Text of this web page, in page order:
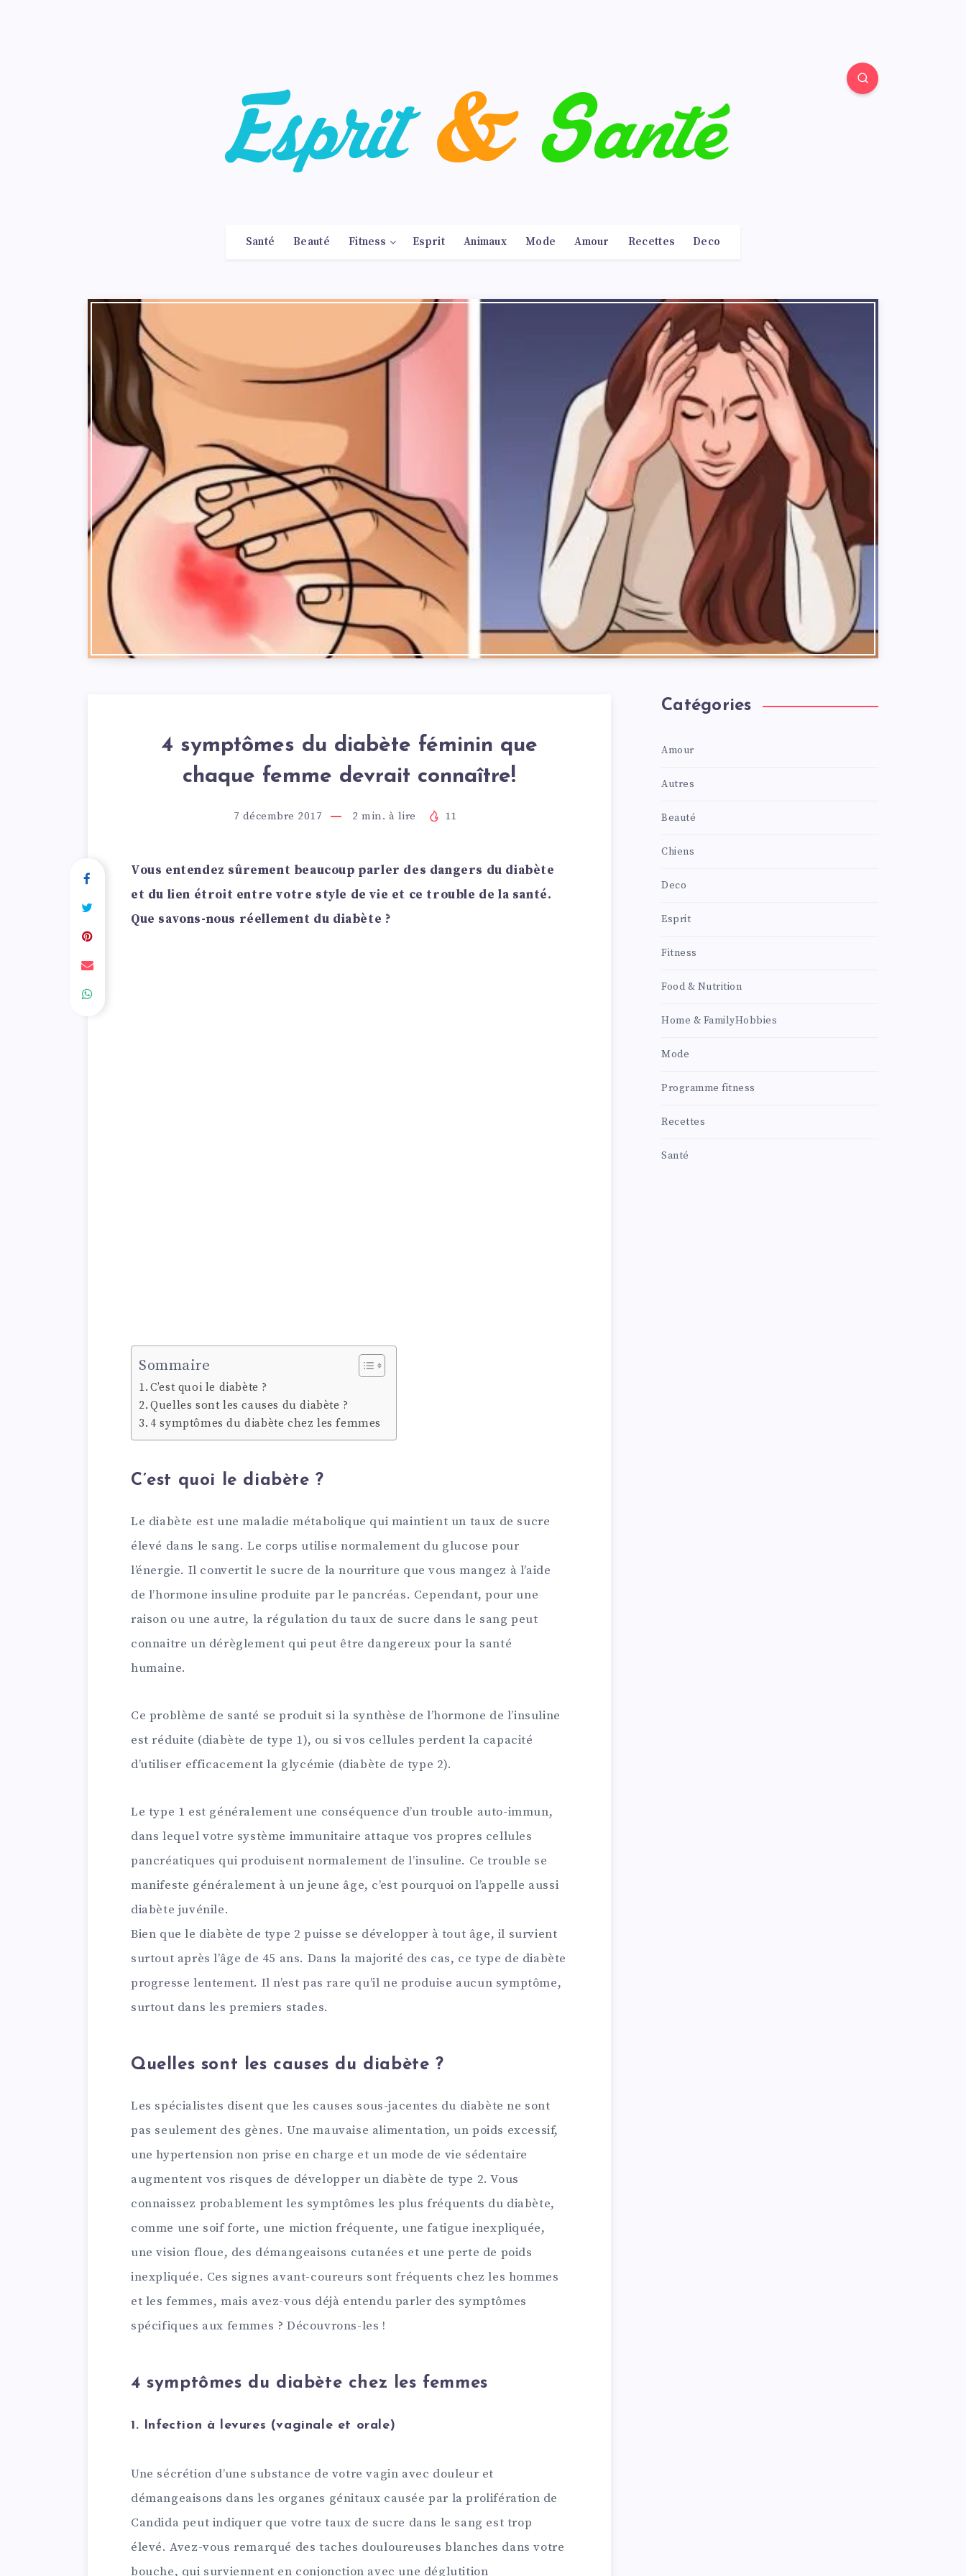
Santé Beauté Fitness Esprit Animaux Mode Amour Recettes Deco
4 symptômes du diabète féminin que
chaque femme devrait connaître!
7 décembre 2017 2 min. à lire 11
Vous entendez sûrement beaucoup parler des dangers du diabète
et du lien étroit entre votre style de vie et ce trouble de la santé.
Que savons-nous réellement du diabète ?
Sommaire
C’est quoi le diabète ?
Quelles sont les causes du diabète ?
4 symptômes du diabète chez les femmes
C’est quoi le diabète ?
Le diabète est une maladie métabolique qui maintient un taux de sucre
élevé dans le sang. Le corps utilise normalement du glucose pour
l’énergie. Il convertit le sucre de la nourriture que vous mangez à l’aide
de l’hormone insuline produite par le pancréas. Cependant, pour une
raison ou une autre, la régulation du taux de sucre dans le sang peut
connaitre un dérèglement qui peut être dangereux pour la santé
humaine.
Ce problème de santé se produit si la synthèse de l’hormone de l’insuline
est réduite (diabète de type 1), ou si vos cellules perdent la capacité
d’utiliser efficacement la glycémie (diabète de type 2).
Le type 1 est généralement une conséquence d’un trouble auto-immun,
dans lequel votre système immunitaire attaque vos propres cellules
pancréatiques qui produisent normalement de l’insuline. Ce trouble se
manifeste généralement à un jeune âge, c’est pourquoi on l’appelle aussi
diabète juvénile.
Bien que le diabète de type 2 puisse se développer à tout âge, il survient
surtout après l’âge de 45 ans. Dans la majorité des cas, ce type de diabète
progresse lentement. Il n’est pas rare qu’il ne produise aucun symptôme,
surtout dans les premiers stades.
Quelles sont les causes du diabète ?
Les spécialistes disent que les causes sous-jacentes du diabète ne sont
pas seulement des gènes. Une mauvaise alimentation, un poids excessif,
une hypertension non prise en charge et un mode de vie sédentaire
augmentent vos risques de développer un diabète de type 2. Vous
connaissez probablement les symptômes les plus fréquents du diabète,
comme une soif forte, une miction fréquente, une fatigue inexpliquée,
une vision floue, des démangeaisons cutanées et une perte de poids
inexpliquée. Ces signes avant-coureurs sont fréquents chez les hommes
et les femmes, mais avez-vous déjà entendu parler des symptômes
spécifiques aux femmes ? Découvrons-les !
4 symptômes du diabète chez les femmes
1. Infection à levures (vaginale et orale)
Une sécrétion d’une substance de votre vagin avec douleur et
démangeaisons dans les organes génitaux causée par la prolifération de
Candida peut indiquer que votre taux de sucre dans le sang est trop
élevé. Avez-vous remarqué des taches douloureuses blanches dans votre
bouche, qui surviennent en conjonction avec une déglutition
Catégories
Amour
Autres
Beauté
Chiens
Deco
Esprit
Fitness
Food & Nutrition
Home & FamilyHobbies
Mode
Programme fitness
Recettes
Santé